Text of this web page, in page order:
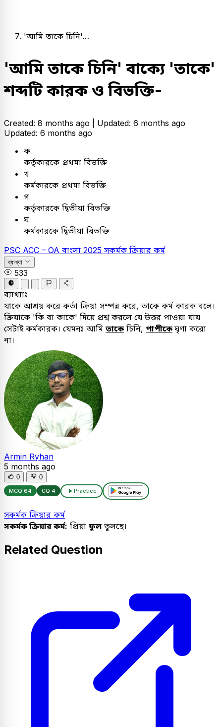
'আমি তাকে চিনি'…
'আমি তাকে চিনি' বাক্যে 'তাকে'
শব্দটি কারক ও বিভক্তি-
Created: 8 months ago | Updated: 6 months ago
Updated: 6 months ago
ক
কর্তৃকারকে প্রথমা বিভক্তি
খ
কর্মকারকে প্রথমা বিভক্তি
গ
কর্তৃকারকে দ্বিতীয়া বিভক্তি
ঘ
কর্মকারকে দ্বিতীয়া বিভক্তি
PSC ACC – OA বাংলা 2025 সকর্মক ক্রিয়ার কর্ম
ব্যাখ্যা
533
ব্যাখ্যাঃ
যাকে আশ্রয় করে কর্তা ক্রিয়া সম্পন্ন করে, তাকে কর্ম কারক বলে।
ক্রিয়াকে 'কি বা কাকে' দিয়ে প্রশ্ন করলে যে উত্তর পাওয়া যায়
সেটাই কর্মকারক। যেমনঃ আমি তাকে চিনি, পাপীকে ঘৃণা করো
না।
Armin Ryhan
5 months ago
0 0
MCQ:64 CQ:4 Practice
সকর্মক ক্রিয়ার কর্ম
সকর্মক ক্রিয়ার কর্ম: প্রিয়া ফুল তুলছে।
Related Question